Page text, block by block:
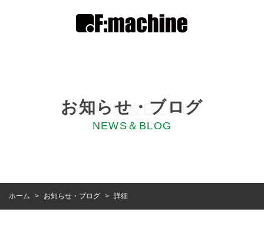
お知らせ・ブログ
NEWS＆BLOG
NEWS＆BLOG
ホーム > お知らせ・ブログ > 詳細